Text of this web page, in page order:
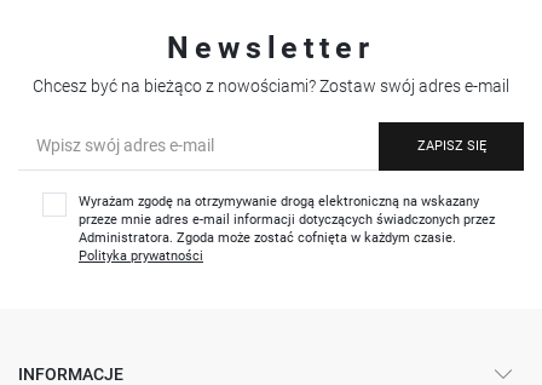
Newsletter
Chcesz być na bieżąco z nowościami? Zostaw swój adres e-mail
ZAPISZ SIĘ
Wyrażam zgodę na otrzymywanie drogą elektroniczną na wskazany
przeze mnie adres e-mail informacji dotyczących świadczonych przez
Administratora. Zgoda może zostać cofnięta w każdym czasie.
Polityka prywatności
INFORMACJE